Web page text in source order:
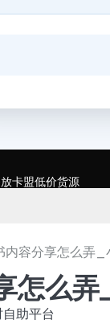
卡盟低价货源
内容分享怎么弄
怎么
助平台